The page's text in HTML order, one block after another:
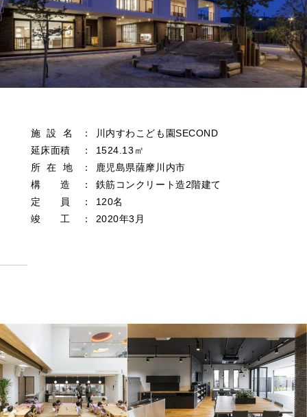
施 設 名 ：
川内すわこども園SECOND
延床面積
：
1524.13㎡
所 在 地
：
鹿児島県薩摩川内市
構 造
：
鉄筋コンクリート造2階建て
定 員
：
120名
竣 工
： 2020年3月